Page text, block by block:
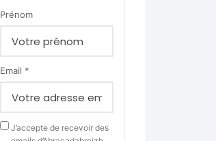
Prénom
Email *
J’accepte de recevoir des